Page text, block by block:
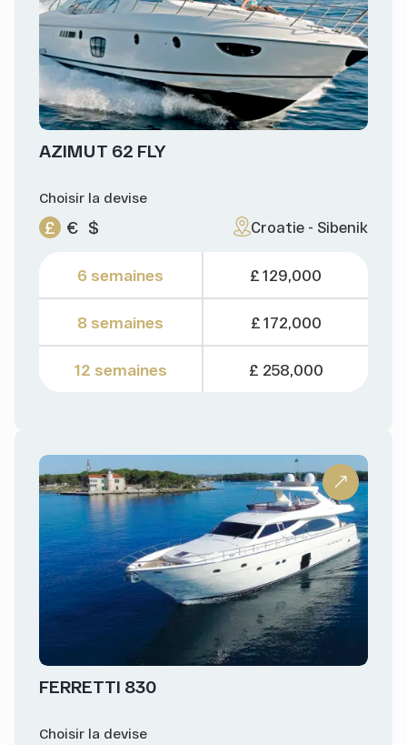
AZIMUT 62 FLY
Choisir la devise
£ € $ Croatie - Sibenik
6 semaines
8 semaines
12 semaines
£ 129,000
£ 172,000
£ 258,000
FERRETTI 830
Choisir la devise